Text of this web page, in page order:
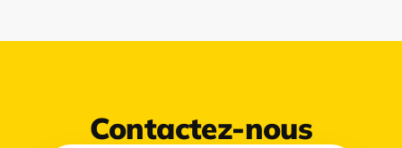
Contactez-nous